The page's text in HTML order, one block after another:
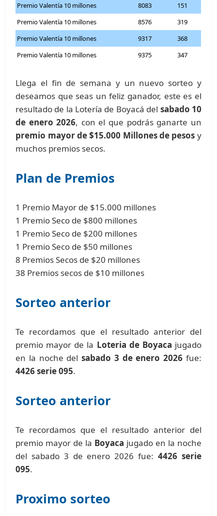
Premio Valentía 10 millones 8083
151
Premio Valentía 10 millones
8576
319
Premio Valentía 10 millones
9317
368
Premio Valentía 10 millones
9375 347
Llega el fin de semana y un nuevo sorteo y
deseamos que seas un feliz ganador, este es el
resultado de la Lotería de Boyacá del sabado 10
de enero 2026, con el que podrás ganarte un
premio mayor de $15.000 Millones de pesos y
muchos premios secos.
Plan de Premios
1 Premio Mayor de $15.000 millones
1 Premio Seco de $800 millones
1 Premio Seco de $200 millones
1 Premio Seco de $50 millones
8 Premios Secos de $20 millones
38 Premios secos de $10 millones
Sorteo anterior
Te recordamos que el resultado anterior del
premio mayor de la Loteria de Boyaca jugado
en la noche delsabado 3 de enero 2026 fue:
4426 serie 095.
Sorteo anterior
Te recordamos que el resultado anterior del
premio mayor de la Boyaca jugado en la noche
del sabado 3 de enero 2026 fue:4426 serie
095.
Proximo sorteo